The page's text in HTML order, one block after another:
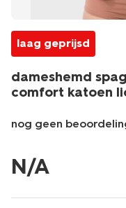
laag geprijsd
dameshemd
comfort katoen
nog geen
spaghettibandjes-
perfect-
katoen-
N/A